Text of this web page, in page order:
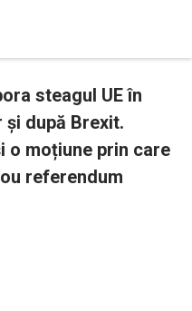
steagul UE în
după Brexit.
o moțiune prin care
referendum